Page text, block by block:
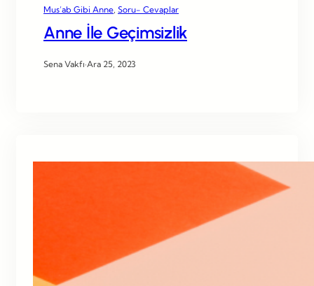
Mus’ab Gibi Anne Soru- Cevaplar
Anne İle Geçimsizlik
Sena Vakfı·Ara 25, 2023